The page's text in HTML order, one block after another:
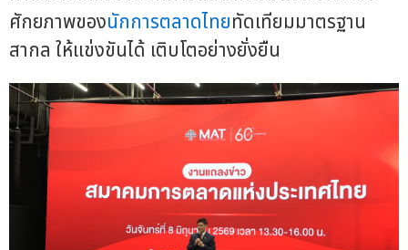
ศักยภาพของนักการตลาดไทยทัดเทียมมาตรฐาน
สากล ให้แข่งขันได้ เติบโตอย่างยั่งยืน